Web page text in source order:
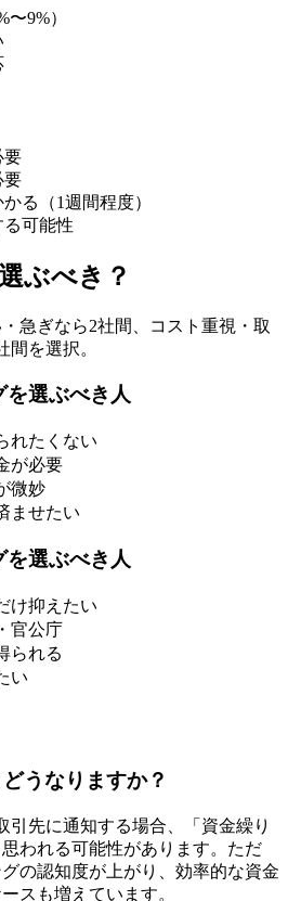
9%）
要
要
る（1週間程度）
可能性
ぶべき？
急ぎなら2社間、コスト重視・取
間を選択。
を選ぶべき人
れたくない
が必要
微妙
ませたい
を選ぶべき人
け抑えたい
官公庁
られる
い
うなりますか？
引先に通知する場合、「資金繰り
われる可能性があります。ただ
の認知度が上がり、効率的な資金
スも増えています。